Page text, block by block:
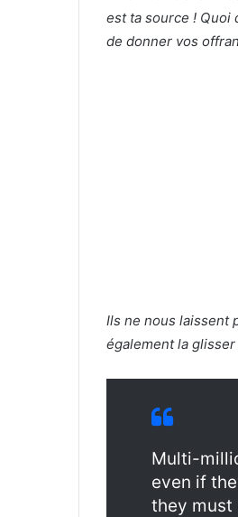
est ta source ! Quoi
de donner vos
Ils ne nous laissent
également la
Multi-
even if
they must